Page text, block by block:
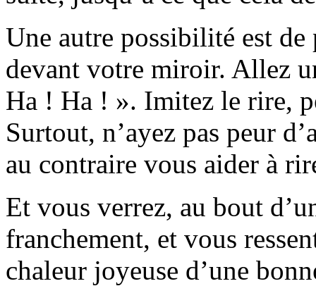
Une autre possibilité est
devant votre miroir. Allez
Ha ! Ha ! ». Imitez le rire,
Surtout, n’ayez pas peur
au contraire vous aider à
Et vous verrez, au bout
franchement, et vous
chaleur joyeuse d’une